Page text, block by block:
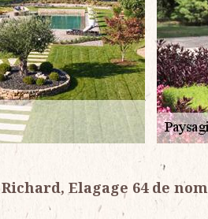
Elagage 64 de